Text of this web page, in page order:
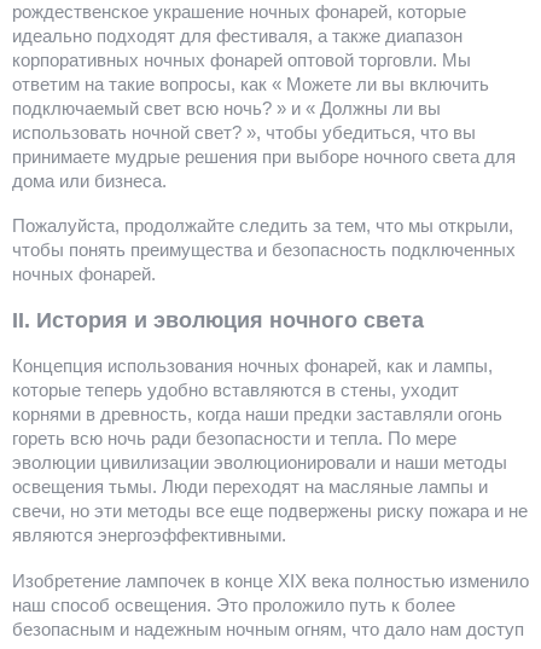
рождественское украшение ночных фонарей, которые
идеально подходят для фестиваля, а также диапазон
корпоративных ночных фонарей оптовой торговли. Мы
ответим на такие вопросы, как « Можете ли вы включить
подключаемый свет всю ночь? » и « Должны ли вы
использовать ночной свет? », чтобы убедиться, что вы
принимаете мудрые решения при выборе ночного света для
дома или бизнеса.
Пожалуйста, продолжайте следить за тем, что мы открыли,
чтобы понять преимущества и безопасность подключенных
ночных фонарей.
II. История и эволюция ночного света
Концепция использования ночных фонарей, как и лампы,
которые теперь удобно вставляются в стены, уходит
корнями в древность, когда наши предки заставляли огонь
гореть всю ночь ради безопасности и тепла. По мере
эволюции цивилизации эволюционировали и наши методы
освещения тьмы. Люди переходят на масляные лампы и
свечи, но эти методы все еще подвержены риску пожара и не
являются энергоэффективными.
Изобретение лампочек в конце XIX века полностью изменило
наш способ освещения. Это проложило путь к более
безопасным и надежным ночным огням, что дало нам доступ